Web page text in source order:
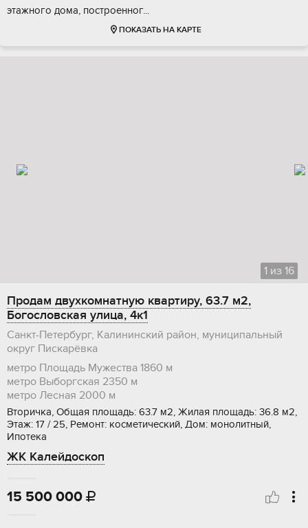
этaжногo дoма, пocтpoeннoг...
ПОКАЗАТЬ НА КАРТЕ
1 из 16
Продам двухкомнатную квартиру, 63.7 м2,
Богословская улица, 4к1
Санкт-Петербург, Калининский район, муниципальный
округ Пискарёвка
метро Площадь Мужества 1860 м
метро Выборгская 2350 м
метро Лесная 2000 м
Вторичка, Общая площадь: 63.7 м2, Жилая площадь: 36.8 м2,
Этаж: 17 / 25, Ремонт: косметический, Дом: монолитный,
Ипотека
ЖК Калейдоскоп
15 500 000 